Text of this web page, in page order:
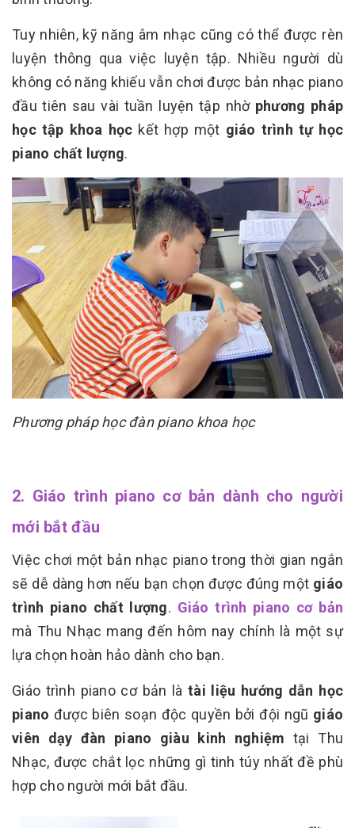
Tuy nhiên, kỹ năng âm nhạc cũng có thể được rèn
luyện thông qua việc luyện tập. Nhiều người dù
không có năng khiếu vẫn chơi được bản nhạc piano
đầu tiên sau vài tuần luyện tập nhờ phương pháp
học tập khoa học kết hợp một giáo trình tự học
piano chất lượng.
Phương pháp học đàn piano khoa học
2. Giáo trình piano cơ bản dành cho người
mới bắt đầu
Việc chơi một bản nhạc piano trong thời gian ngắn
sẽ dễ dàng hơn nếu bạn chọn được đúng một giáo
trình piano chất lượng. Giáo trình piano cơ bản
mà Thu Nhạc mang đến hôm nay chính là một sự
lựa chọn hoàn hảo dành cho bạn.
Giáo trình piano cơ bản là tài liệu hướng dẫn học
piano được biên soạn độc quyền bởi đội ngũ giáo
viên dạy đàn piano giàu kinh nghiệm tại Thu
Nhạc, được chắt lọc những gì tinh túy nhất đề phù
hợp cho người mới bắt đầu.